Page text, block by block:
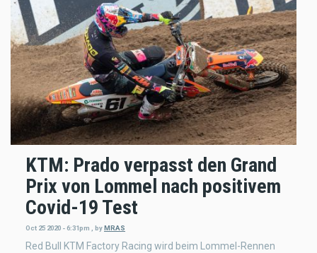
KTM: Prado verpasst den Grand
Prix von Lommel nach positivem
Covid-19 Test
Oct 25 2020 - 6:31pm , byMRAS
Red Bull KTM Factory Racing wird beim Lommel-Rennen